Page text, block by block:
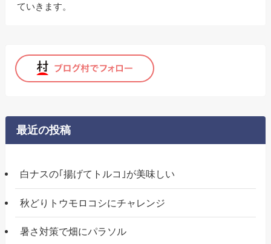
ていきます。
最近の投稿
白ナスの｢揚げてトルコ｣が美味しい
秋どりトウモロコシにチャレンジ
暑さ対策で畑にパラソル